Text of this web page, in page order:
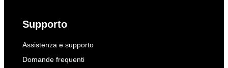
Supporto
Assistenza e supporto
Domande frequenti